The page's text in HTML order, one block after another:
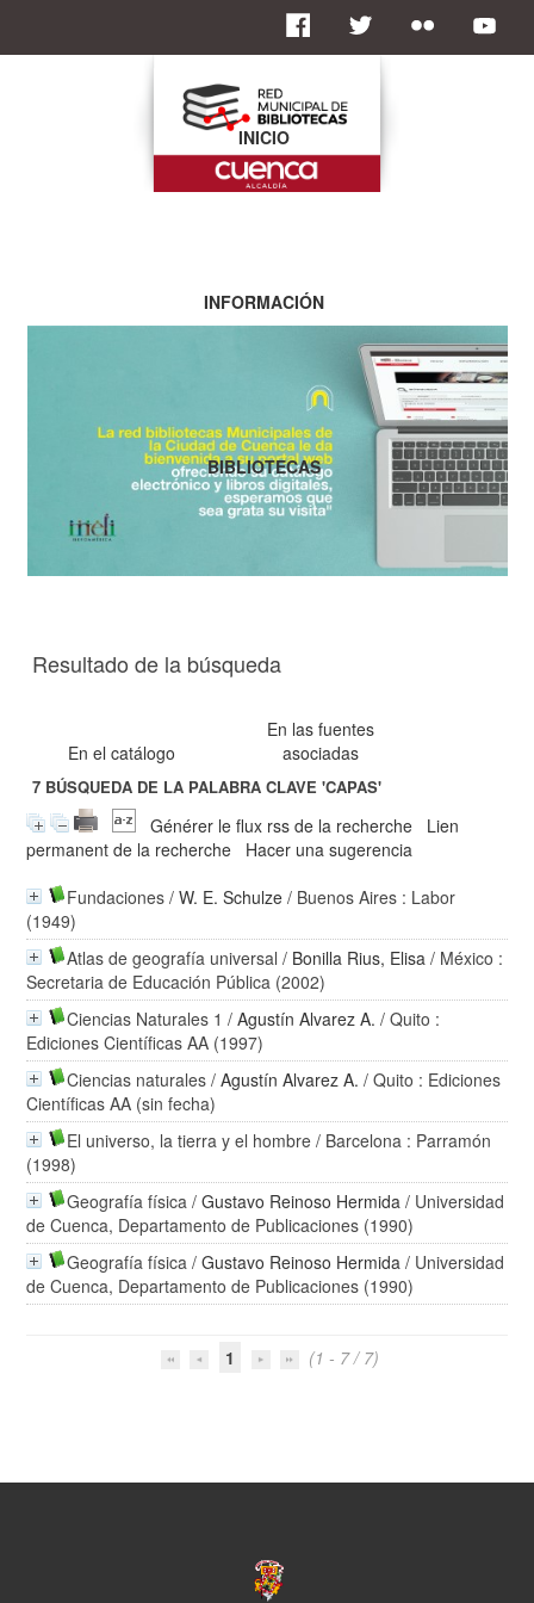
Resultado de la búsqueda
En el catálogo
En las fuentes
asociadas
7 BÚSQUEDA DE LA PALABRA CLAVE'CAPAS'
Générer le flux rss de la recherche
Lien
permanent de la recherche
Hacer una sugerencia
Fundaciones /W. E. Schulze / Buenos Aires : Labor
(1949)
Atlas de geografía universal / Bonilla Rius, Elisa / México :
Secretaria de Educación Pública (2002)
Ciencias Naturales 1 /Agustín Alvarez A. / Quito :
Ediciones Científicas AA (1997)
Ciencias naturales /Agustín Alvarez A. / Quito : Ediciones
Científicas AA (sin fecha)
El universo, la tierra y el hombre / Barcelona : Parramón
(1998)
Geografía física /Gustavo Reinoso Hermida / Universidad
de Cuenca, Departamento de Publicaciones (1990)
Geografía física /Gustavo Reinoso Hermida / Universidad
de Cuenca, Departamento de Publicaciones (1990)
1 (1 - 7 / 7)
INICIO
INFORMACIÓN
BIBLIOTECAS